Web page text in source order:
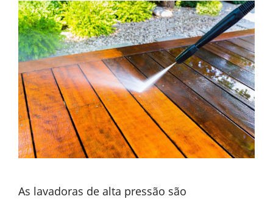
As lavadoras de alta pressão são